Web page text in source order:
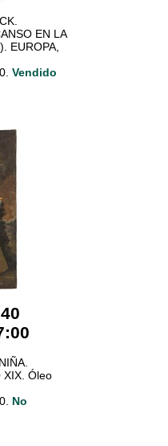
EN LA
EUROPA,
Vendido
XIX. Óleo
No